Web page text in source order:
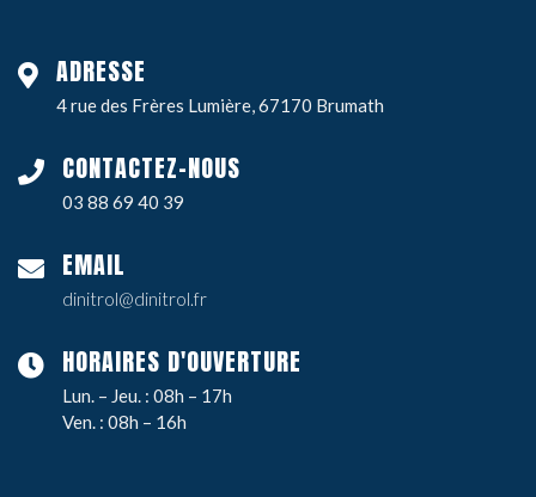
ADRESSE
4 rue des Frères Lumière, 67170 Brumath
CONTACTEZ-NOUS
03 88 69 40 39
EMAIL
dinitrol@dinitrol.fr
HORAIRES D'OUVERTURE
Lun. – Jeu. : 08h – 17h
Ven. : 08h – 16h